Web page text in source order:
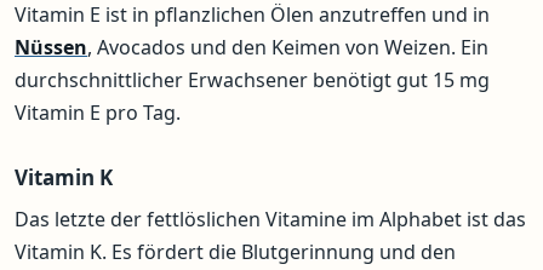
Vitamin E ist in pflanzlichen Ölen anzutreffen und in
Nüssen, Avocados und den Keimen von Weizen. Ein
durchschnittlicher Erwachsener benötigt gut 15 mg
Vitamin E pro Tag.
Vitamin K
Das letzte der fettlöslichen Vitamine im Alphabet ist das
Vitamin K. Es fördert die Blutgerinnung und den